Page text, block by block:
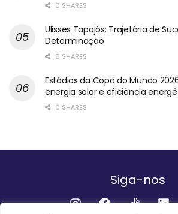
0 SHARES
Ulisses Tapajós: Trajetória de
Determinação
0 SHARES
Estádios da Copa do Mundo
energia solar e eficiência
0 SHARES
Siga-nos